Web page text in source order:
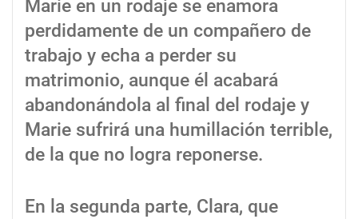
Marie en un rodaje se enamora
perdidamente de un compañero de
trabajo y echa a perder su
matrimonio, aunque él acabará
abandonándola al final del rodaje y
Marie sufrirá una humillación terrible,
de la que no logra reponerse.
En la segunda parte, Clara, que